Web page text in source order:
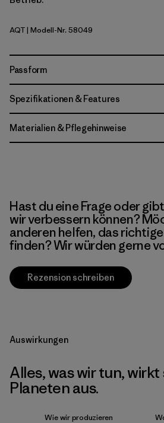
Aquatic Blue
AQT| Modell-Nr. 58049
Passform
Spezifikationen & Features
Materialien & Pflegehinweise
Hast du eine Frage oder
wir verbessern können?
anderen helfen, das
finden? Wir würden gerne
Rezension schreiben
Auswirkungen
Alles, was wir tun,
Planeten aus.
Wie wir produzieren